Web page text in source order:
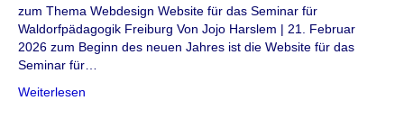
zum Thema Webdesign Website für das Seminar für
Waldorfpädagogik Freiburg Von Jojo Harslem | 21. Februar
2026 zum Beginn des neuen Jahres ist die Website für das
Seminar für…
Weiterlesen